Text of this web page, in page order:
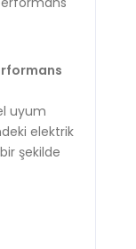
uyum
elektrik
şekilde